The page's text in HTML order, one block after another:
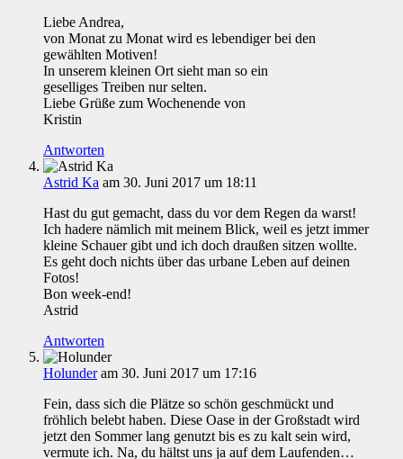
Liebe Andrea,
von Monat zu Monat wird es lebendiger bei den
gewählten Motiven!
In unserem kleinen Ort sieht man so ein
geselliges Treiben nur selten.
Liebe Grüße zum Wochenende von
Kristin
Antworten
Astrid Ka am 30. Juni 2017 um 18:11
Hast du gut gemacht, dass du vor dem Regen da warst!
Ich hadere nämlich mit meinem Blick, weil es jetzt immer
kleine Schauer gibt und ich doch draußen sitzen wollte.
Es geht doch nichts über das urbane Leben auf deinen
Fotos!
Bon week-end!
Astrid
Antworten
Holunder am 30. Juni 2017 um 17:16
Fein, dass sich die Plätze so schön geschmückt und
fröhlich belebt haben. Diese Oase in der Großstadt wird
jetzt den Sommer lang genutzt bis es zu kalt sein wird,
vermute ich. Na, du hältst uns ja auf dem Laufenden…